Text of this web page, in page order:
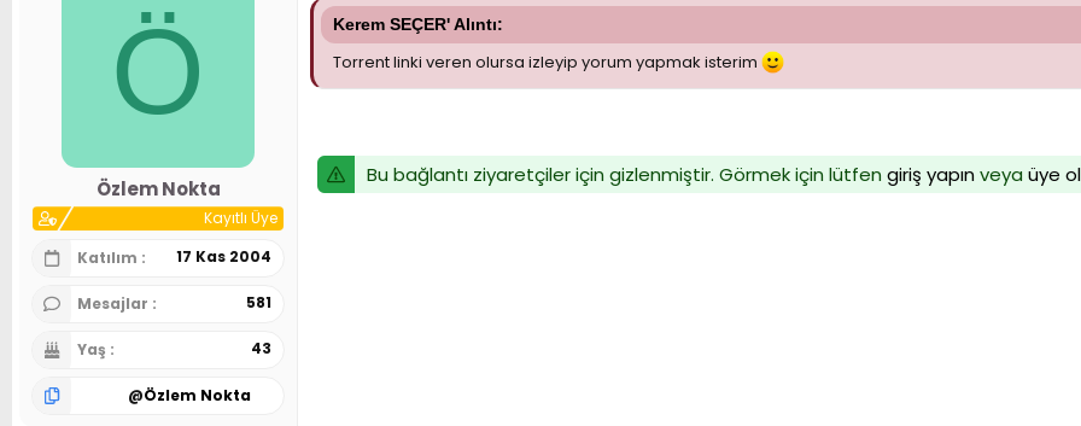
Ö
Özlem Nokta
Kayıtlı Üye
Katılım
17 Kas 2004
Mesajlar 581
Yaş 43
@Özlem Nokta
Kerem SEÇER' Alıntı:
Torrent linki veren olursa izleyip yorum yapmak isterim
Bu bağlantı ziyaretçiler için gizlenmiştir. Görmek için lütfen giriş yapınveya üye